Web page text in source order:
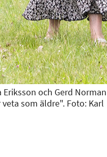
och Gerd Norman
som äldre". Foto: Karl